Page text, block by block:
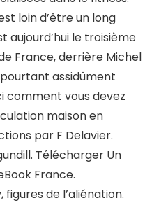
loin d’être un long
aujourd’hui le troisième
France, derrière Michel
assidûment
comment vous devez
maison en
par F Delavier.
Télécharger Un
France.
de l’aliénation.